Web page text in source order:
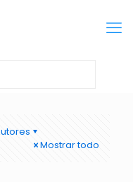
Mostrar todo